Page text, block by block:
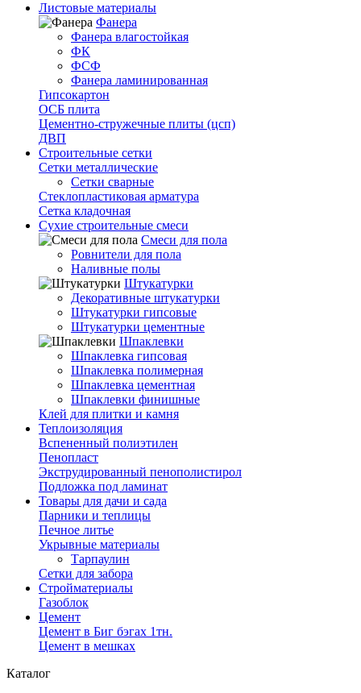
Листовые материалы
Фанера
Фанера влагостойкая
ФК
ФСФ
Фанера ламинированная
Гипсокартон
ОСБ плита
Цементно-стружечные плиты (цсп)
ДВП
Строительные сетки
Сетки металлические
Сетки сварные
Стеклопластиковая арматура
Сетка кладочная
Сухие строительные смеси
Смеси для пола
Ровнители для пола
Наливные полы
Штукатурки
Декоративные штукатурки
Штукатурки гипсовые
Штукатурки цементные
Шпаклевки
Шпаклевка гипсовая
Шпаклевка полимерная
Шпаклевка цементная
Шпаклевки финишные
Клей для плитки и камня
Теплоизоляция
Вспененный полиэтилен
Пенопласт
Экструдированный пенополистирол
Подложка под ламинат
Товары для дачи и сада
Парники и теплицы
Печное литье
Укрывные материалы
Тарпаулин
Сетки для забора
Стройматериалы
Газоблок
Цемент
Цемент в Биг бэгах 1тн.
Цемент в мешках
Каталог